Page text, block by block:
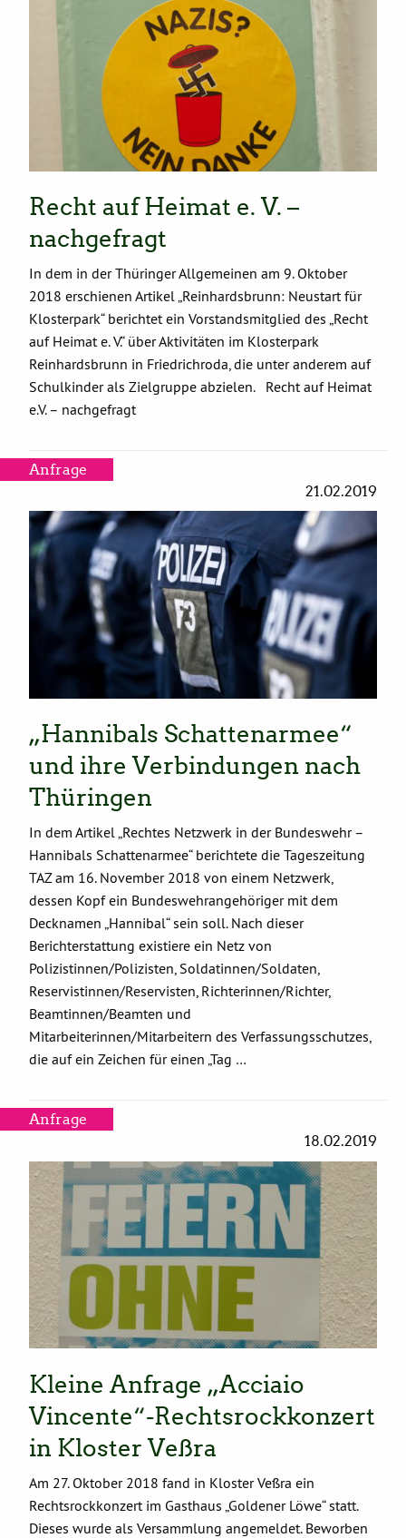
Recht auf Heimat e. V. –
nachgefragt
In dem in der Thüringer Allgemeinen am 9. Oktober
2018 erschienen Artikel „Reinhardsbrunn: Neustart für
Klosterpark“ berichtet ein Vorstandsmitglied des „Recht
auf Heimat e. V.“ über Aktivitäten im Klosterpark
Reinhardsbrunn in Friedrichroda, die unter anderem auf
Schulkinder als Zielgruppe abzielen. Recht auf Heimat
e.V. – nachgefragt
Anfrage
21.02.2019
„Hannibals Schattenarmee“
und ihre Verbindungen nach
Thüringen
In dem Artikel „Rechtes Netzwerk in der Bundeswehr –
Hannibals Schattenarmee“ berichtete die Tageszeitung
TAZ am 16. November 2018 von einem Netzwerk,
dessen Kopf ein Bundeswehrangehöriger mit dem
Decknamen „Hannibal“ sein soll. Nach dieser
Berichterstattung existiere ein Netz von
Polizistinnen/Polizisten, Soldatinnen/Soldaten,
Reservistinnen/Reservisten, Richterinnen/Richter,
Beamtinnen/Beamten und
Mitarbeiterinnen/Mitarbeitern des Verfassungsschutzes,
die auf ein Zeichen für einen „Tag …
Anfrage
18.02.2019
Kleine Anfrage „Acciaio
Vincente“-Rechtsrockkonzert
in Kloster Veßra
Am 27. Oktober 2018 fand in Kloster Veßra ein
Rechtsrockkonzert im Gasthaus „Goldener Löwe“ statt.
Dieses wurde als Versammlung angemeldet. Beworben